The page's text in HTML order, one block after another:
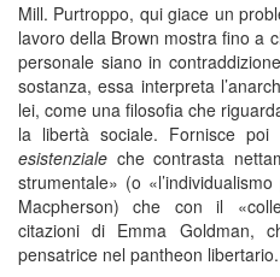
Mill. Purtroppo, qui giace un
lavoro della Brown mostra fino a
personale siano in
sostanza, essa interpreta
lei, come una filosofia che
la libertà sociale. Fornisce
esistenziale che contrasta
strumentale» (o
Macpherson) che con il
citazioni di Emma Goldman,
pensatrice nel pantheon libertario.